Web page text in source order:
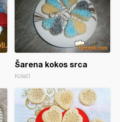
Šarena kokos srca
Kolači